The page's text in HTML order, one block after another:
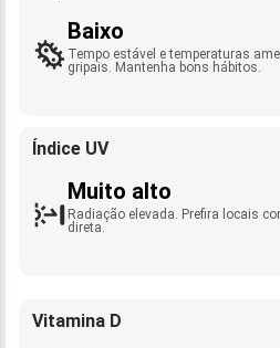
Baixo
Tempo estável e temperaturas
gripais. Mantenha bons hábitos.
Índice UV
Muito alto
Radiação elevada. Prefira locais
direta.
Vitamina D